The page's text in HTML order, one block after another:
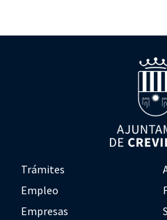
Trámites
Empleo
Empresas